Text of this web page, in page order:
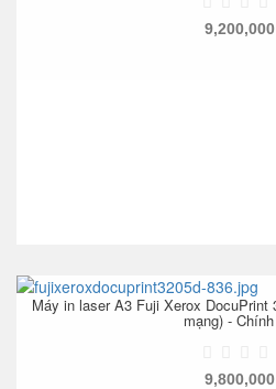
9,200,000
Máy in laser A3 Fuji Xerox DocuPrint
mạng) -
9,800,000